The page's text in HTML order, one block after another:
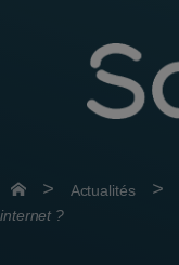
>
Actualités >
internet ?